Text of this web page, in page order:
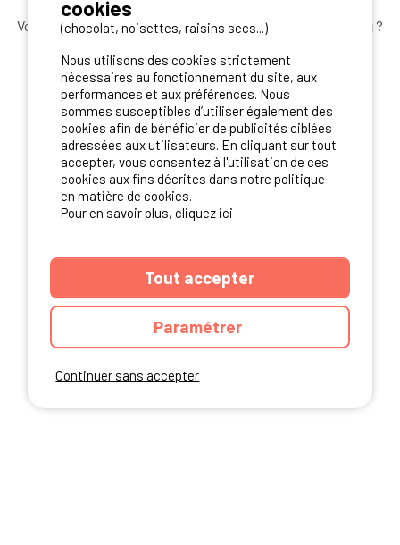
Vous souhaitez bénéficier desmeilleures offres camping ?
S'ABONNER
NOS PARTENAIRES
Continuer sans accepter
cookies
(chocolat, noisettes, raisins secs...)
Nous utilisons des cookies strictement
nécessaires au fonctionnement du site, aux
performances et aux préférences. Nous
sommes susceptibles d’utiliser également des
cookies afin de bénéficier de publicités ciblées
adressées aux utilisateurs. En cliquant sur tout
accepter, vous consentez à l'utilisation de ces
cookies aux fins décrites dans notre politique
en matière de cookies.
Pour en savoir plus, cliquez ici
Tout accepter
Paramétrer